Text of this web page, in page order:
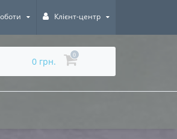
Клієнт-центр
0 грн.
0